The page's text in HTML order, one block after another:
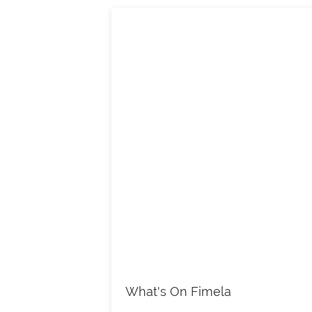
What's On Fimela